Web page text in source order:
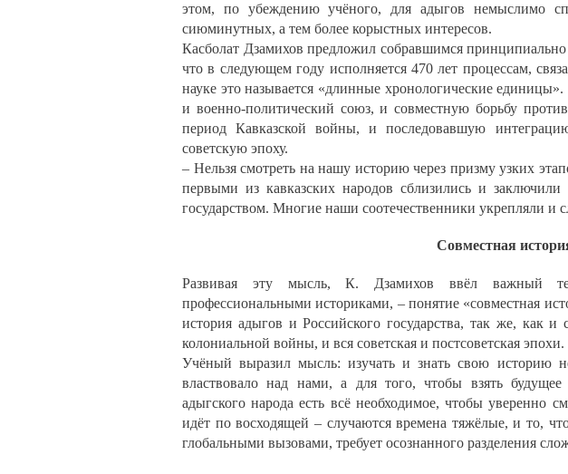
этом, по убеждению учёного, для адыгов немыслимо
сиюминутных, а тем более корыстных интересов.
Касболат Дзамихов предложил собравшимся
что в следующем году исполняется 470 лет процессам,
науке это называется «длинные хронологические
и военно-политический союз, и совместную борьбу
период Кавказской войны, и последовавшую
советскую эпоху.
– Нельзя смотреть на нашу историю через призму узких
первыми из кавказских народов сблизились и
государством. Многие наши соотечественники укрепляли и
Совместная
Развивая эту мысль, К. Дзамихов ввёл важный
профессиональными историками, – понятие «совместная
история адыгов и Российского государства, так же, как
колониальной войны, и вся советская и постсоветская эпохи.
Учёный выразил мысль: изучать и знать свою историю
властвовало над нами, а для того, чтобы взять
адыгского народа есть всё необходимое, чтобы уверенно
идёт по восходящей – случаются времена тяжёлые, и то,
глобальными вызовами, требует осознанного разделения